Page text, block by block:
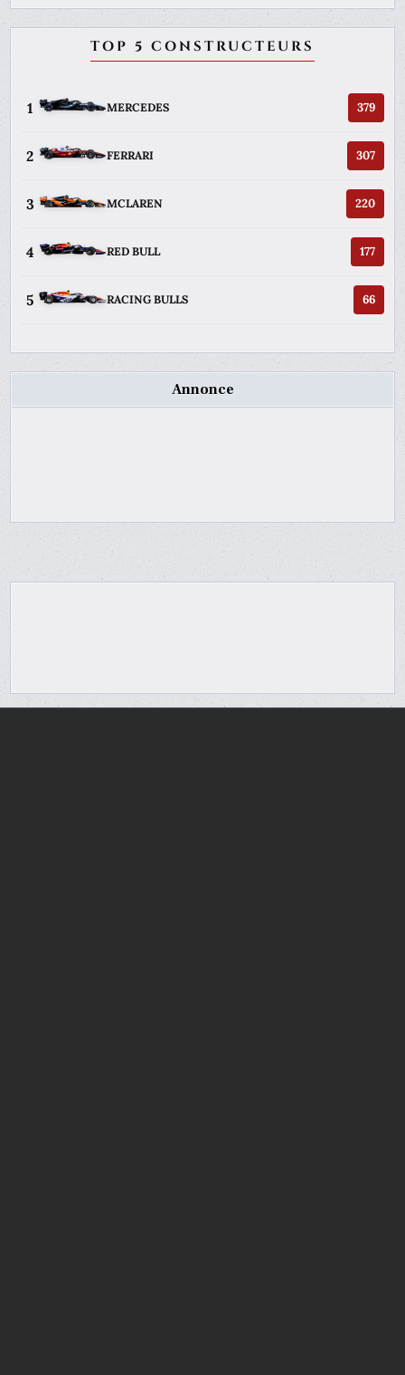
TOP 5 CONSTRUCTEURS
1 MERCEDES 379
2 FERRARI 307
3 MCLAREN 220
4 RED BULL 177
5 RACING BULLS 66
Annonce